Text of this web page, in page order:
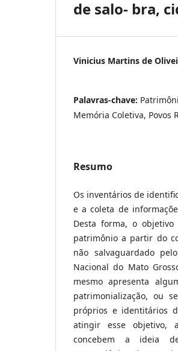
de salo- bra,
Vinicius Martins de
Palavras-chave:
Memória Coletiva, Povos
Resumo
Os inventários de
e a coleta de
Desta forma, o
patrimônio a partir do
não salvaguardado
Nacional do Mato
mesmo apresenta
patrimonialização, ou
próprios e identitários
atingir esse objetivo,
concebem a ideia